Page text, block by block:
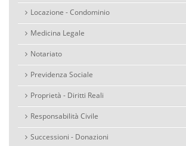
Locazione - Condominio
Medicina Legale
Notariato
Previdenza Sociale
Proprietà - Diritti Reali
Responsabilità Civile
Successioni - Donazioni